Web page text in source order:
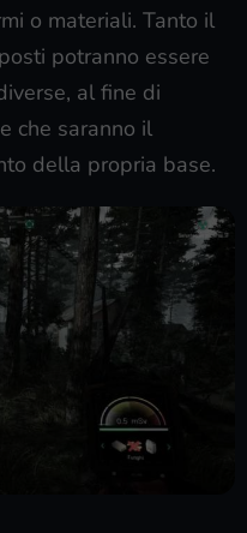
o materiali. Tanto il
potranno essere
al fine di
che saranno il
della propria base.